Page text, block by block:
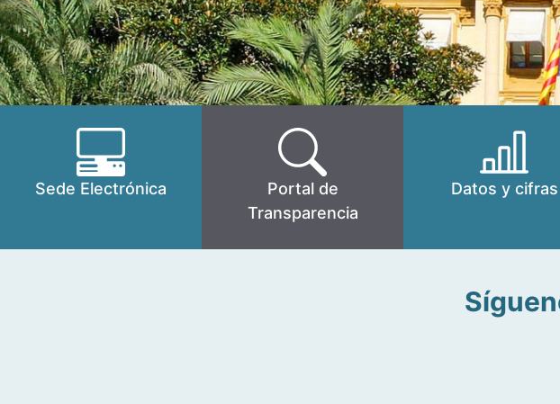
Sede Electrónica
Portal de
Transparencia
Datos y cifras